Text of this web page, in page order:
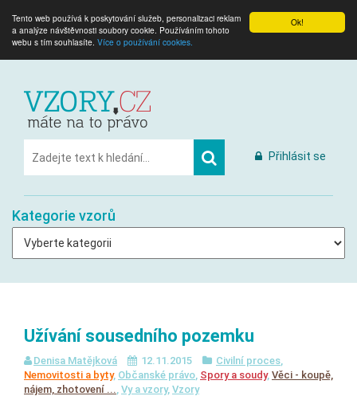
Ok!
Tento web používá k poskytování služeb, personalizaci reklam
a analýze návštěvnosti soubory cookie. Používáním tohoto
webu s tím souhlasíte. Více o používání cookies.
Přihlásit se
Kategorie vzorů
Užívání sousedního pozemku
Denisa Matějková 12.11.2015 Civilní proces,
Nemovitosti a byty, Občanské právo, Spory a soudy, Věci - koupě,
nájem, zhotovení ..., Vy a vzory, Vzory